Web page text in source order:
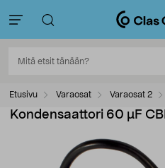
Etusivu Varaosat Varaosat 2
Kondensaattori 60 µF